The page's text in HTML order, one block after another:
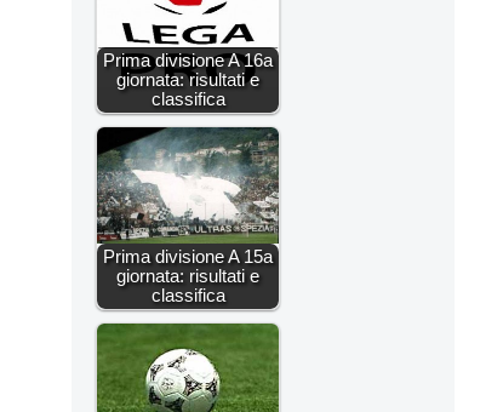
Prima divisione A 16a
giornata: risultati e
classifica
Prima divisione A 15a
giornata: risultati e
classifica